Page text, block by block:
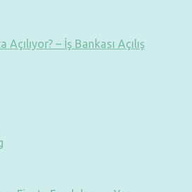
Açılıyor? – İş Bankası Açılış